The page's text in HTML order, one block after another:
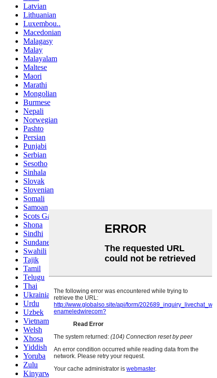
Latvian
Lithuanian
Luxembou..
Macedonian
Malagasy
Malay
Malayalam
Maltese
Maori
Marathi
Mongolian
Burmese
Nepali
Norwegian
Pashto
Persian
Punjabi
Serbian
Sesotho
Sinhala
Slovak
Slovenian
Somali
Samoan
Scots Gaelic
Shona
Sindhi
Sundanese
Swahili
Tajik
Tamil
Telugu
Thai
Ukrainian
Urdu
Uzbek
Vietnamese
Welsh
Xhosa
Yiddish
Yoruba
Zulu
Kinyarwanda